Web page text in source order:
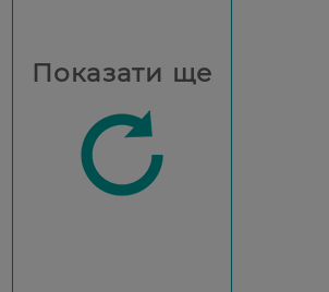
Показати ще